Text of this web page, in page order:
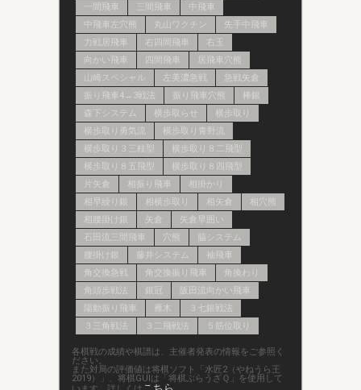
一間飛車
三間飛車
中飛車
中飛車左穴熊
丸山ワクチン
先手中飛車
力戦居飛車
右四間飛車
右玉
向かい飛車
四間飛車
居飛車穴熊
山崎スペシャル
左美濃急戦
急戦矢倉
振り飛車4→3戦法
振り飛車穴熊
棒銀
森下システム
横歩取らせ
横歩取り
横歩取り勇気流
横歩取り青野流
横歩取り３三桂型
横歩取り８二飛型
横歩取り８五飛型
横歩取り８四飛型
片矢倉
相振り飛車
相掛かり
相早繰り銀
相横歩取り 相矢倉
相穴熊
相腰掛け銀
矢倉
矢倉早囲い
石田流三間飛車
穴熊
脇システム
腰掛け銀
藤井システム
袖飛車
角交換急戦
角交換振り飛車
角換わり
角頭歩戦法
銀冠
阪田流向かい飛車
陽動振り飛車
雁木
３七銀戦法
３三角戦法
３二飛戦法 ５筋位取り
各棋戦の成績や棋譜は、主催者発表の情報をご参照く
ださい。
また対局の評価値は将棋ソフト「水匠2（やねうら王
2019）」、将棋GUIは「将棋ぶらうざＱ」を使用して